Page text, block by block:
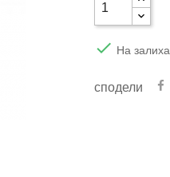
 На залиха
сподели